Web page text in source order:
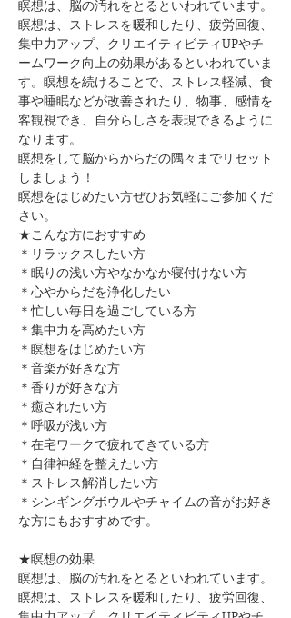
瞑想は、脳の汚れをとるといわれています。
瞑想は、ストレスを暖和したり、疲労回復、
集中力アップ、クリエイティビティUPやチ
ームワーク向上の効果があるといわれていま
す。瞑想を続けることで、ストレス軽減、食
事や睡眠などが改善されたり、物事、感情を
客観視でき、自分らしさを表現できるように
なります。
瞑想をして脳からからだの隅々までリセット
しましょう！
瞑想をはじめたい方ぜひお気軽にご参加くだ
さい。
★こんな方におすすめ
＊リラックスしたい方
＊眠りの浅い方やなかなか寝付けない方
＊心やからだを浄化したい
＊忙しい毎日を過ごしている方
＊集中力を高めたい方
＊瞑想をはじめたい方
​＊音楽が好きな方
​＊香りが好きな方
​＊癒されたい方
＊呼吸が浅い方
＊在宅ワークで疲れてきている方
＊自律神経を整えたい方
​＊ストレス解消したい方
＊シンギングボウルやチャイムの音がお好き
な方にもおすすめです。
★瞑想の効果
瞑想は、脳の汚れをとるといわれています。
瞑想は、ストレスを暖和したり、疲労回復、